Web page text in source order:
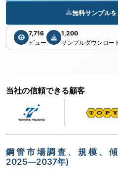
無料サンプル
7,716
ビュー
1,200
サンプルダウンロー
当社の信頼できる顧客
鋼管市場調査、規模、
2025―2037年)